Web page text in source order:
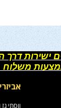
ישירות
ווסתי